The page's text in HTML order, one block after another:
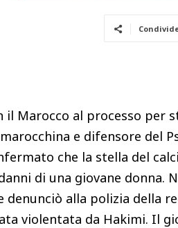
il Marocco al processo per
e difensore del
che la stella del
di una giovane donna.
denunciò alla polizia della
violentata da Hakimi. Il